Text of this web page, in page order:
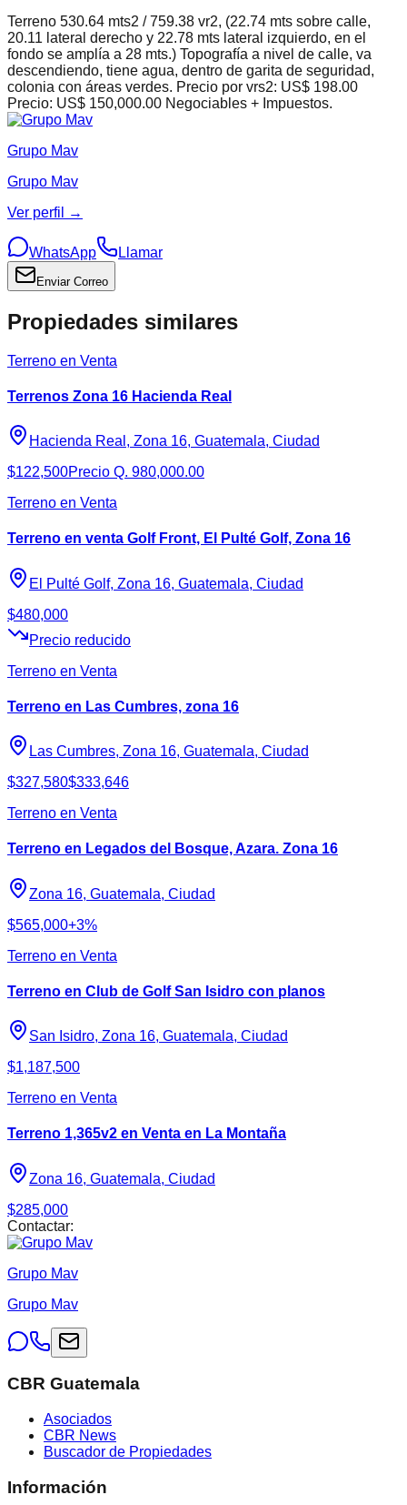
Terreno 530.64 mts2 / 759.38 vr2, (22.74 mts sobre calle,
20.11 lateral derecho y 22.78 mts lateral izquierdo, en el
fondo se amplía a 28 mts.) Topografía a nivel de calle, va
descendiendo, tiene agua, dentro de garita de seguridad,
colonia con áreas verdes. Precio por vrs2: US$ 198.00
Precio: US$ 150,000.00 Negociables + Impuestos.
Grupo Mav
Grupo Mav
Ver perfil →
WhatsApp Llamar
Enviar Correo
Propiedades similares
Terreno en Venta
Terrenos Zona 16 Hacienda Real
Hacienda Real, Zona 16, Guatemala, Ciudad
$122,500Precio Q. 980,000.00
Terreno en Venta
Terreno en venta Golf Front, El Pulté Golf, Zona 16
El Pulté Golf, Zona 16, Guatemala, Ciudad
$480,000
Precio reducido
Terreno en Venta
Terreno en Las Cumbres, zona 16
Las Cumbres, Zona 16, Guatemala, Ciudad
$327,580$333,646
Terreno en Venta
Terreno en Legados del Bosque, Azara. Zona 16
Zona 16, Guatemala, Ciudad
$565,000+3%
Terreno en Venta
Terreno en Club de Golf San Isidro con planos
San Isidro, Zona 16, Guatemala, Ciudad
$1,187,500
Terreno en Venta
Terreno 1,365v2 en Venta en La Montaña
Zona 16, Guatemala, Ciudad
$285,000
Contactar:
Grupo Mav
Grupo Mav
CBR Guatemala
Asociados
CBR News
Buscador de Propiedades
Información